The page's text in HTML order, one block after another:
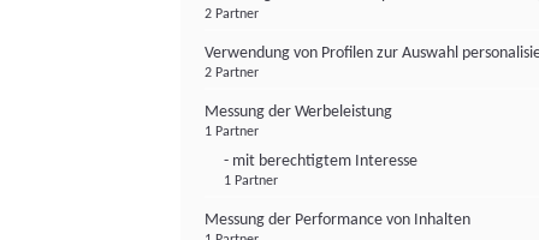
2 Partner
Verwendung von Profilen zur Auswahl
2 Partner
Messung der Werbeleistung
1 Partner
- mit berechtigtem Interesse
1 Partner
Messung der Performance von Inhalten